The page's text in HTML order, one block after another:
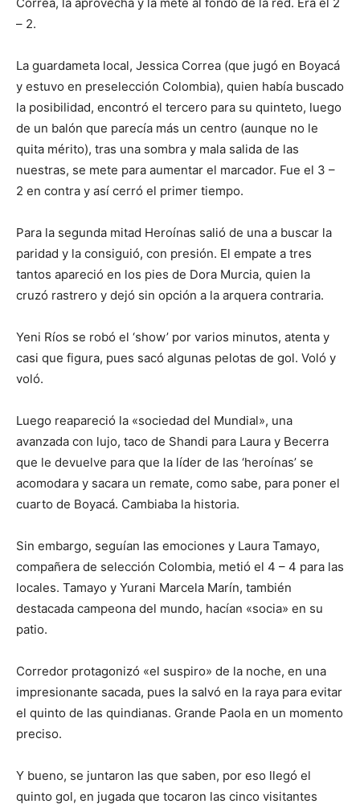
– 2.
La guardameta local, Jessica Correa (que jugó en Boyacá
y estuvo en preselección Colombia), quien había buscado
la posibilidad, encontró el tercero para su quinteto, luego
de un balón que parecía más un centro (aunque no le
quita mérito), tras una sombra y mala salida de las
nuestras, se mete para aumentar el marcador. Fue el 3 –
2 en contra y así cerró el primer tiempo.
Para la segunda mitad Heroínas salió de una a buscar la
paridad y la consiguió, con presión. El empate a tres
tantos apareció en los pies de Dora Murcia, quien la
cruzó rastrero y dejó sin opción a la arquera contraria.
Yeni Ríos se robó el ‘show’ por varios minutos, atenta y
casi que figura, pues sacó algunas pelotas de gol. Voló y
voló.
Luego reapareció la «sociedad del Mundial», una
avanzada con lujo, taco de Shandi para Laura y Becerra
que le devuelve para que la líder de las ‘heroínas’ se
acomodara y sacara un remate, como sabe, para poner el
cuarto de Boyacá. Cambiaba la historia.
Sin embargo, seguían las emociones y Laura Tamayo,
compañera de selección Colombia, metió el 4 – 4 para las
locales. Tamayo y Yurani Marcela Marín, también
destacada campeona del mundo, hacían «socia» en su
patio.
Corredor protagonizó «el suspiro» de la noche, en una
impresionante sacada, pues la salvó en la raya para evitar
el quinto de las quindianas. Grande Paola en un momento
preciso.
Y bueno, se juntaron las que saben, por eso llegó el
quinto gol, en jugada que tocaron las cinco visitantes